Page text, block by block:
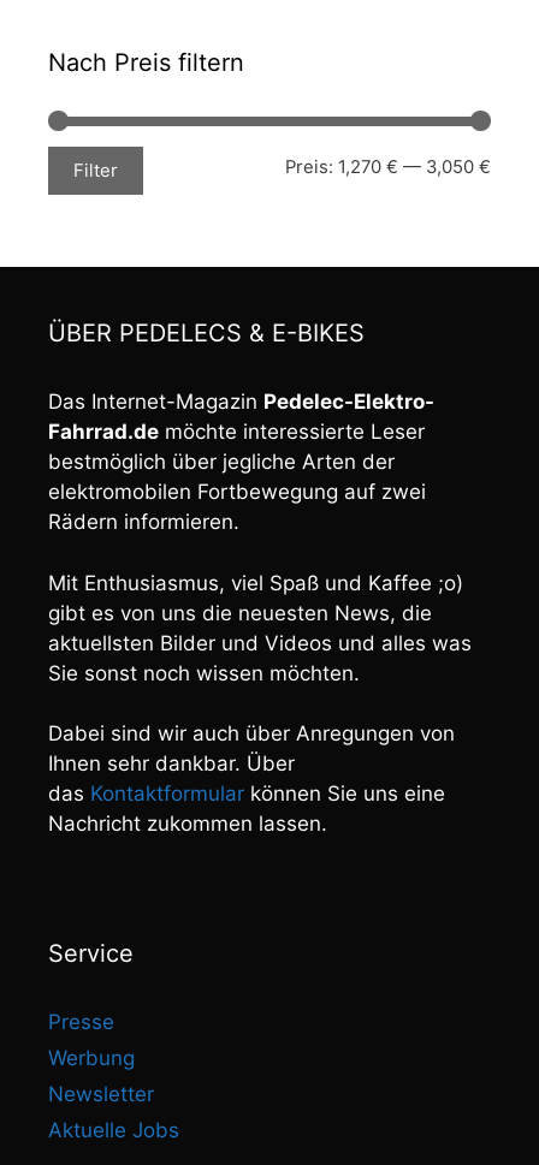
Nach Preis filtern
Filter Preis: 1,270 € — 3,050 €
ÜBER PEDELECS & E-BIKES
Das Internet-Magazin Pedelec-Elektro-
Fahrrad.de möchte interessierte Leser
bestmöglich über jegliche Arten der
elektromobilen Fortbewegung auf zwei
Rädern informieren.
Mit Enthusiasmus, viel Spaß und Kaffee ;o)
gibt es von uns die neuesten News, die
aktuellsten Bilder und Videos und alles was
Sie sonst noch wissen möchten.
Dabei sind wir auch über Anregungen von
Ihnen sehr dankbar. Über
das Kontaktformular können Sie uns eine
Nachricht zukommen lassen.
Service
Presse
Werbung
Newsletter
Aktuelle Jobs